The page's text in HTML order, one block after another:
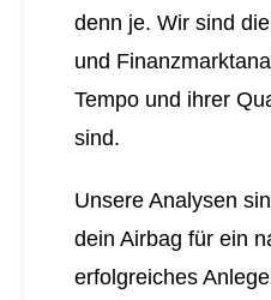
denn je. Wir sind
und
Tempo und ihrer
sind.
Unsere Analysen
dein Airbag für ein
erfolgreiches